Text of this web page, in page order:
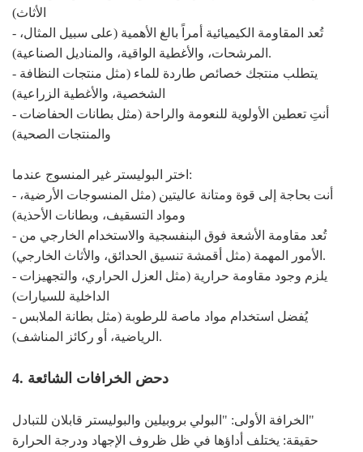
الأثاث)
- تُعد المقاومة الكيميائية أمراً بالغ الأهمية (على سبيل المثال،
المرشحات، والأغطية الواقية، والمناديل الصناعية).
- يتطلب منتجك خصائص طاردة للماء (مثل منتجات النظافة
الشخصية، والأغطية الزراعية)
- أنتِ تعطين الأولوية للنعومة والراحة (مثل بطانات الحفاضات
والمنتجات الصحية)
اختر البوليستر غير المنسوج عندما:
- أنت بحاجة إلى قوة ومتانة عاليتين (مثل المنسوجات الأرضية،
ومواد التسقيف، وبطانات الأحذية)
- تُعد مقاومة الأشعة فوق البنفسجية والاستخدام الخارجي من
الأمور المهمة (مثل أقمشة تنسيق الحدائق، والأثاث الخارجي).
- يلزم وجود مقاومة حرارية (مثل العزل الحراري، والتجهيزات
الداخلية للسيارات)
- يُفضل استخدام مواد ماصة للرطوبة (مثل بطانة الملابس
الرياضية، أو ركائز المناشف).
4. دحض الخرافات الشائعة
الخرافة الأولى: "البولي بروبيلين والبوليستر قابلان للتبادل"
حقيقة: يختلف أداؤها في ظل ظروف الإجهاد ودرجة الحرارة